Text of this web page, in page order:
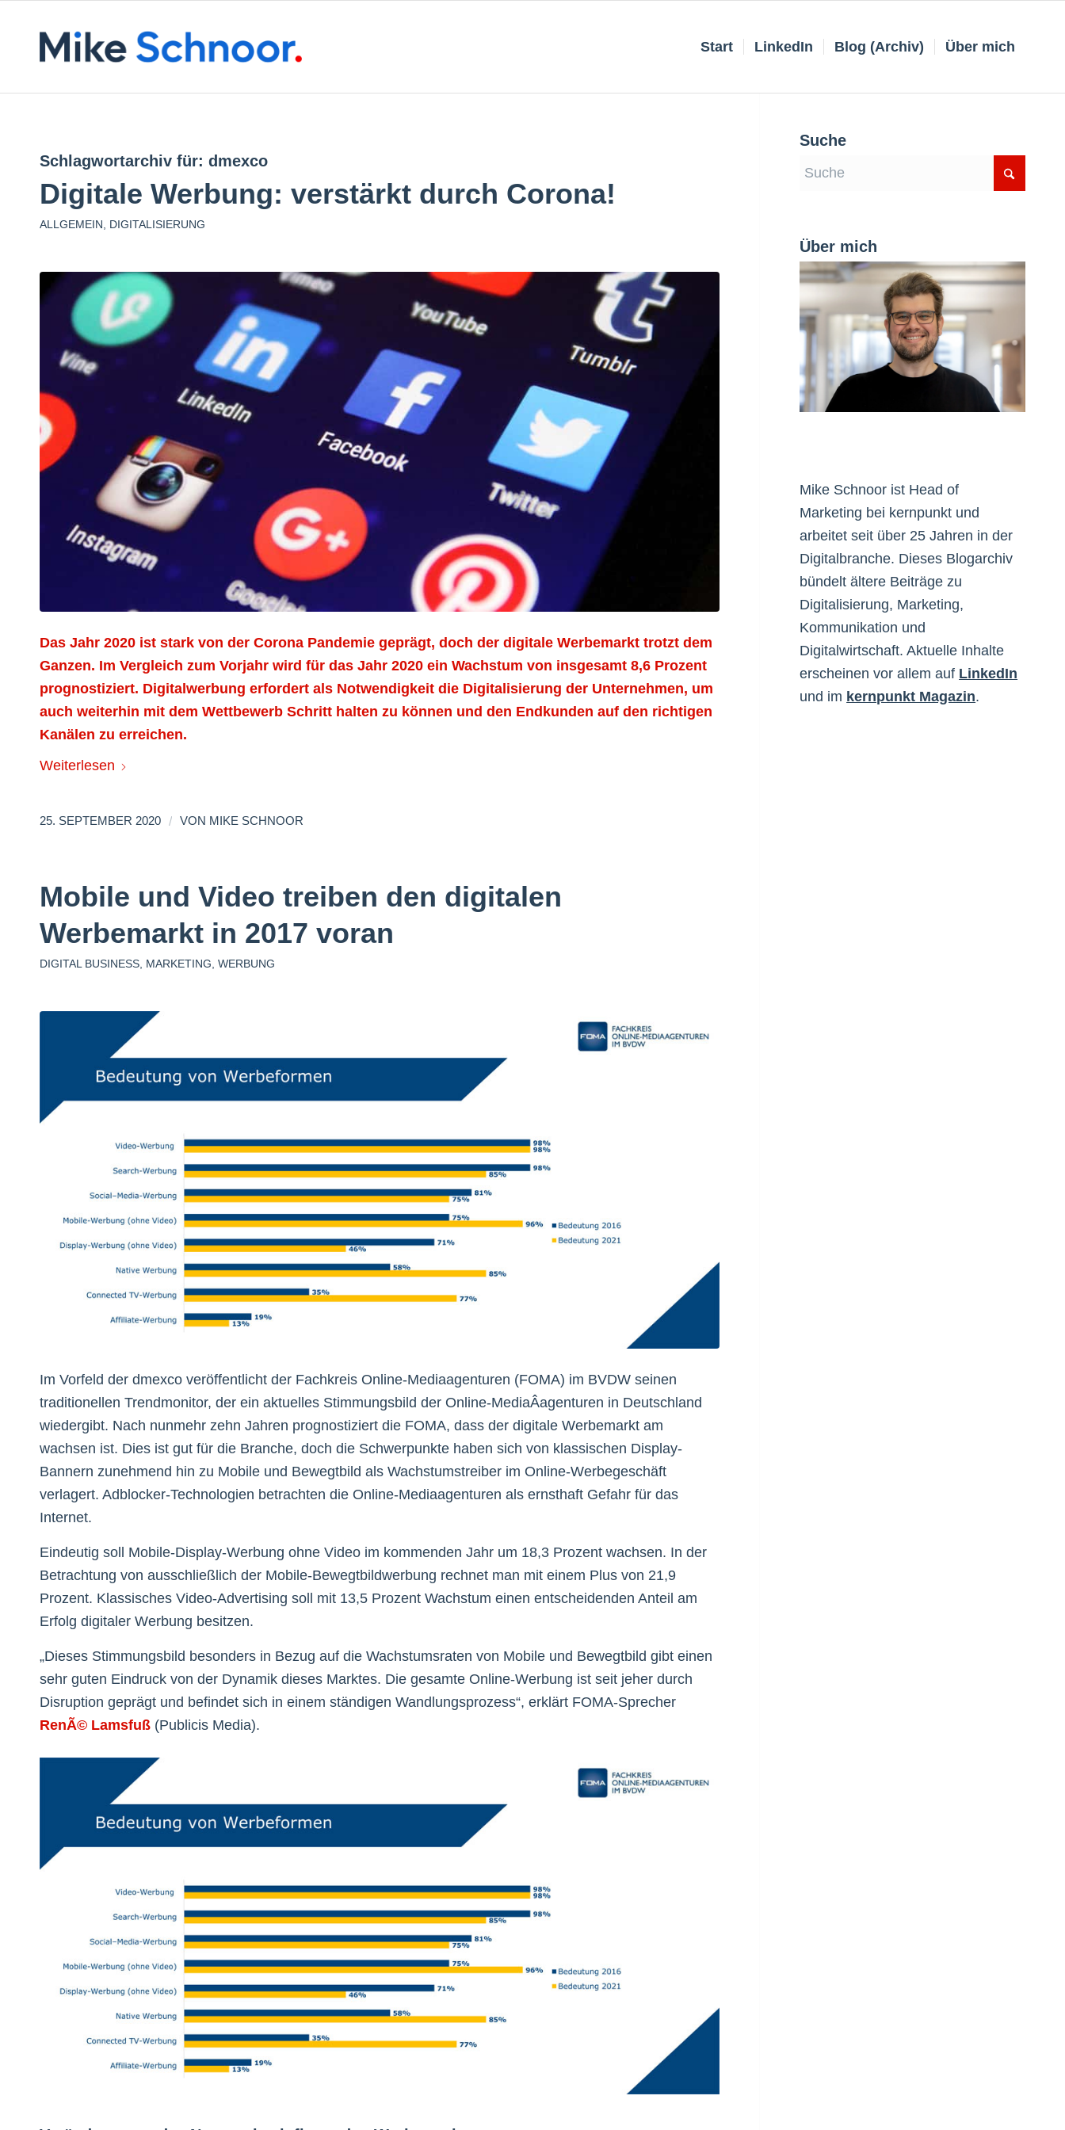
Start LinkedIn Blog (Archiv) Über mich
Schlagwortarchiv für: dmexco
Digitale Werbung: verstärkt durch Corona!
ALLGEMEIN DIGITALISIERUNG
Das Jahr 2020 ist stark von der Corona Pandemie geprägt, doch der digitale Werbemarkt trotzt dem
Ganzen. Im Vergleich zum Vorjahr wird für das Jahr 2020 ein Wachstum von insgesamt 8,6 Prozent
prognostiziert. Digitalwerbung erfordert als Notwendigkeit die Digitalisierung der Unternehmen, um
auch weiterhin mit dem Wettbewerb Schritt halten zu können und den Endkunden auf den richtigen
Kanälen zu erreichen.
Weiterlesen
25. SEPTEMBER 2020 / VON MIKE SCHNOOR
Mobile und Video treiben den digitalen
Werbemarkt in 2017 voran
DIGITAL BUSINESS MARKETING WERBUNG
Im Vorfeld der dmexco veröffentlicht der Fachkreis Online-Mediaagenturen (FOMA) im BVDW seinen
traditionellen Trendmonitor, der ein aktuelles Stimmungsbild der Online-MediaÂ­agenturen in Deutschland
wiedergibt. Nach nunmehr zehn Jahren prognostiziert die FOMA, dass der digitale Werbemarkt am
wachsen ist. Dies ist gut für die Branche, doch die Schwerpunkte haben sich von klassischen Display-
Bannern zunehmend hin zu Mobile und Bewegtbild als Wachstumstreiber im Online-Werbegeschäft
verlagert. Adblocker-Technologien betrachten die Online-Mediaagenturen als ernsthaft Gefahr für das
Internet.
Eindeutig soll Mobile-Display-Werbung ohne Video im kommenden Jahr um 18,3 Prozent wachsen. In der
Betrachtung von ausschließlich der Mobile-Bewegtbildwerbung rechnet man mit einem Plus von 21,9
Prozent. Klassisches Video-Advertising soll mit 13,5 Prozent Wachstum einen entscheidenden Anteil am
Erfolg digitaler Werbung besitzen.
„Dieses Stimmungsbild besonders in Bezug auf die Wachstumsraten von Mobile und Bewegtbild gibt einen
sehr guten Eindruck von der Dynamik dieses Marktes. Die gesamte Online-Werbung ist seit jeher durch
Disruption geprägt und befindet sich in einem ständigen Wandlungsprozess“, erklärt FOMA-Sprecher
RenÃ© Lamsfuß (Publicis Media).
Suche
Über mich
Mike Schnoor ist Head of
Marketing bei kernpunkt und
arbeitet seit über 25 Jahren in der
Digitalbranche. Dieses Blogarchiv
bündelt ältere Beiträge zu
Digitalisierung, Marketing,
Kommunikation und
Digitalwirtschaft. Aktuelle Inhalte
erscheinen vor allem auf LinkedIn
und im kernpunkt Magazin.